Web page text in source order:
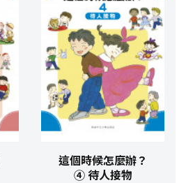
這個時候怎麼辦？
④ 待人接物